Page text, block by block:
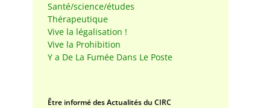
Santé/science/études
Thérapeutique
Vive la légalisation !
Vive la Prohibition
Y a De La Fumée Dans Le Poste
Être informé des Actualités du CIRC